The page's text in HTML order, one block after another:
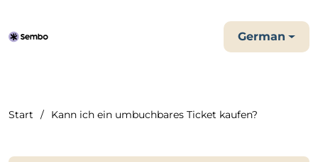
German
Start Kann ich ein umbuchbares Ticket kaufen?